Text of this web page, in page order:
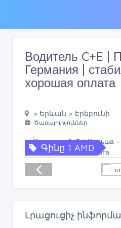
Водитель C+E |
Германия |
хорошая оплата
> Երևան > Էրեբունի
Ծառայություններ
Գինը 1 AMD
Լրացուցիչ